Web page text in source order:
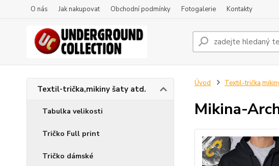
O nás Jak nakupovat Obchodní podmínky Fotogalerie Kontakty
Textil-trička,mikiny šaty atd.
Tabulka velikosti
Tričko Full print
Tričko dámské
Úvod Textil-
Mikina-